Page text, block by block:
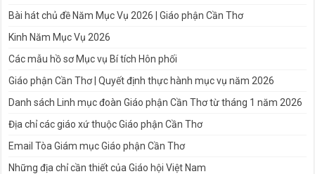
Bài hát chủ đề Năm Mục Vụ 2026 | Giáo phận Cần Thơ
Kinh Năm Mục Vụ 2026
Các mẫu hồ sơ Mục vụ Bí tích Hôn phối
Giáo phận Cần Thơ | Quyết định thực hành mục vụ năm 2026
Danh sách Linh mục đoàn Giáo phận Cần Thơ từ tháng 1 năm 2026
Địa chỉ các giáo xứ thuộc Giáo phận Cần Thơ
Email Tòa Giám mục Giáo phận Cần Thơ
Những địa chỉ cần thiết của Giáo hội Việt Nam